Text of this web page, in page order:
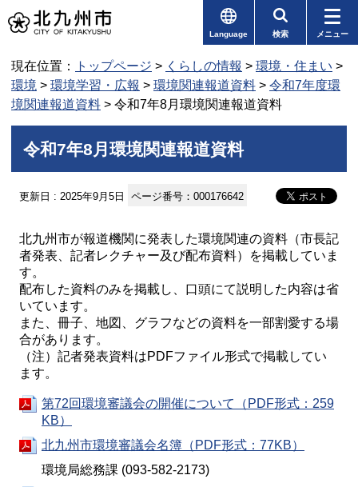
Language 検索 メニュー
現在位置： トップページ > くらしの情報 > 環境・住まい >
環境 > 環境学習・広報 > 環境関連報道資料 > 令和7年度環
境関連報道資料 > 令和7年8月環境関連報道資料
令和7年8月環境関連報道資料
更新日 : 2025年9月5日 ページ番号：000176642
北九州市が報道機関に発表した環境関連の資料（市長記
者発表、記者レクチャー及び配布資料）を掲載していま
す。
配布した資料のみを掲載し、口頭にて説明した内容は省
いています。
また、冊子、地図、グラフなどの資料を一部割愛する場
合があります。
（注）記者発表資料はPDFファイル形式で掲載してい
ます。
第72回環境審議会の開催について（PDF形式：259
KB）
北九州市環境審議会名簿（PDF形式：77KB）
環境局総務課 (093-582-2173)